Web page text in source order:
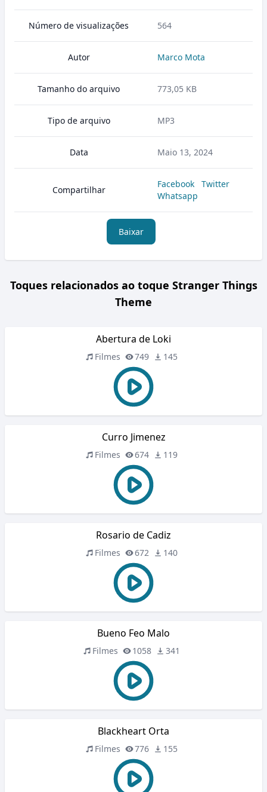
Número de visualizações 564
Autor Marco Mota
Tamanho do arquivo 773,05 KB
Tipo de arquivo MP3
Data Maio 13, 2024
Compartilhar
Facebook
Twitter
Whatsapp
Baixar
Toques relacionados ao toque Stranger Things
Theme
Abertura de Loki
Filmes 749 145
Curro Jimenez
Filmes 674 119
Rosario de Cadiz
Filmes 672 140
Bueno Feo Malo
Filmes 1058 341
Blackheart Orta
Filmes 776 155